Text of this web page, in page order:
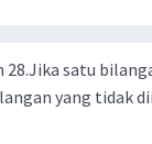
28.Jika satu
yang tidak